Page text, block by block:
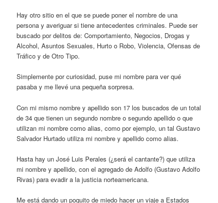
Hay otro sitio en el que se puede poner el nombre de una
persona y averiguar si tiene antecedentes criminales. Puede ser
buscado por delitos de: Comportamiento, Negocios, Drogas y
Alcohol, Asuntos Sexuales, Hurto o Robo, Violencia, Ofensas de
Tráfico y de Otro Tipo.
Simplemente por curiosidad, puse mi nombre para ver qué
pasaba y me llevé una pequeña sorpresa.
Con mi mismo nombre y apellido son 17 los buscados de un total
de 34 que tienen un segundo nombre o segundo apellido o que
utilizan mi nombre como alias, como por ejemplo, un tal Gustavo
Salvador Hurtado utiliza mi nombre y apellido como alias.
Hasta hay un José Luis Perales (¿será el cantante?) que utiliza
mi nombre y apellido, con el agregado de Adolfo (Gustavo Adolfo
Rivas) para evadir a la justicia norteamericana.
Me está dando un poquito de miedo hacer un viaje a Estados